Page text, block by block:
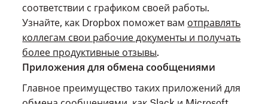
соответствии с графиком своей работы.
Узнайте, как Dropbox поможет вам отправлять
коллегам свои рабочие документы и получать
более продуктивные отзывы.
Приложения для обмена сообщениями
Главное преимущество таких приложений для